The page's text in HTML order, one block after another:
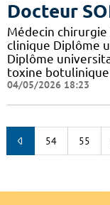
Docteur
Médecin
clinique Diplôme
Diplôme
toxine
04/05/2026 18:23
54 55